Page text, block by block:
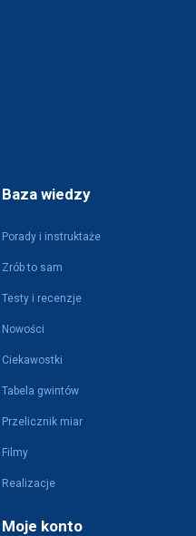
Baza wiedzy
Porady i instruktaże
Zrób to sam
Testy i recenzje
Nowości
Ciekawostki
Tabela gwintów
Przelicznik miar
Filmy
Realizacje
Moje konto